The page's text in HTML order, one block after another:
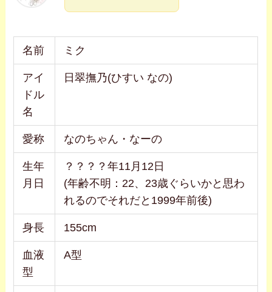
名前 ミク
アイ
ドル
名
日翠撫乃(ひすい なの)
愛称 なのちゃん・なーの
生年
月日
？？？？年11月12日
(年齢不明：22、23歳ぐらいかと思わ
れるのでそれだと1999年前後)
身長 155cm
血液
型
A型